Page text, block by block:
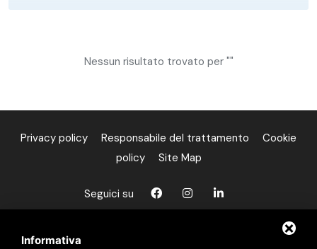
Nessun risultato trovato per ""
Informativa
Privacy policy Responsabile del trattamento
Cookie
policy
Site Map
Seguici su